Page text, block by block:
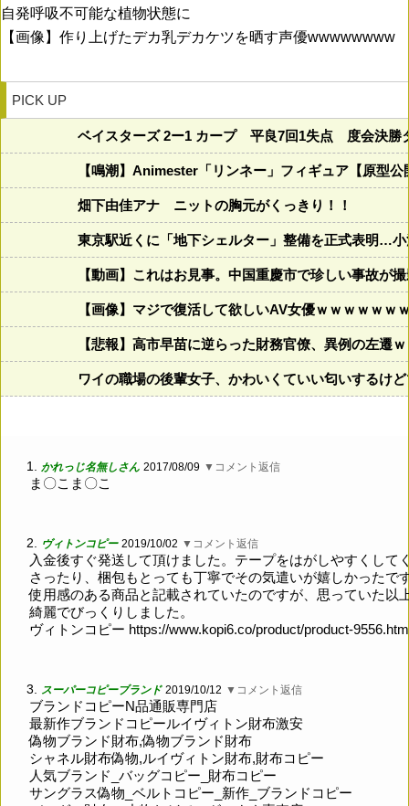
自発呼吸不可能な植物状態に
【画像】作り上げたデカ乳デカケツを晒す声優wwwwwwww
PICK UP
ベイスターズ 2ー1 カープ 平良7回1失点 度会決勝
【鳴潮】Animester「リンネー」フィギュア【原型公
畑下由佳アナ ニットの胸元がくっきり！！
東京駅近くに「地下シェルター」整備を正式表明…
【動画】これはお見事。中国重慶市で珍しい事故が
【画像】マジで復活して欲しいAV女優ｗｗｗｗｗｗ
【悲報】高市早苗に逆らった財務官僚、異例の左遷
ワイの職場の後輩女子、かわいくていい匂いするけ
1. かれっじ名無しさん 2017/08/09 ▼コメント返信
ま〇こま〇こ
2. ヴィトンコピー 2019/10/02 ▼コメント返信
入金後すぐ発送して頂けました。テープをはがしやすくして
さったり、梱包もとっても丁寧でその気遣いが嬉しかったで
使用感のある商品と記載されていたのですが、思っていた以
綺麗でびっくりしました。
ヴィトンコピー https://www.kopi6.co/product/product-
3. スーパーコピーブランド 2019/10/12 ▼コメント返信
ブランドコピーN品通販専門店
最新作ブランドコピールイヴィトン財布激安
偽物ブランド財布,偽物ブランド財布
シャネル財布偽物,ルイヴィトン財布,財布コピー
人気ブランド_バッグコピー_財布コピー
サングラス偽物_ベルトコピー_新作_ブランドコピー